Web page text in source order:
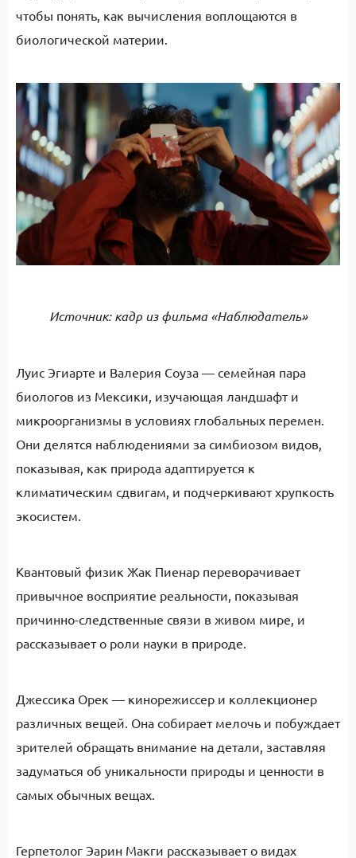
чтобы понять, как вычисления воплощаются в
биологической материи.
Источник: кадр из фильма «Наблюдатель»
Луис Эгиарте и Валерия Соуза — семейная пара
биологов из Мексики, изучающая ландшафт и
микроорганизмы в условиях глобальных перемен.
Они делятся наблюдениями за симбиозом видов,
показывая, как природа адаптируется к
климатическим сдвигам, и подчеркивают хрупкость
экосистем.
Квантовый физик Жак Пиенар переворачивает
привычное восприятие реальности, показывая
причинно-следственные связи в живом мире, и
рассказывает о роли науки в природе.
Джессика Орек — кинорежиссер и коллекционер
различных вещей. Она собирает мелочь и побуждает
зрителей обращать внимание на детали, заставляя
задуматься об уникальности природы и ценности в
самых обычных вещах.
Герпетолог Эарин Макги рассказывает о видах